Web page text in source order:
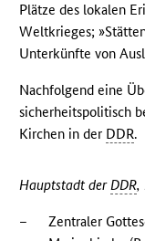
Plätze des lokalen
Weltkrieges;
Unterkünfte von
Nachfolgend eine
sicherheitspolitisch
Kirchen in der DDR.
Hauptstadt derDDR,
–
Zentraler